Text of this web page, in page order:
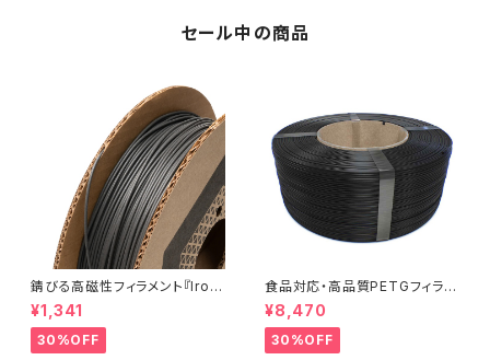
セール中の商品
錆びる高磁性フィラメント『Iron
-filled Metal Composite P
LA』：お試しサンプル 10M
¥1,341
30%OFF
食品対応・高品質PETGフィラメ
ント『EasyFil ePETG（Bambu
Coil）』
¥8,470
30%OFF